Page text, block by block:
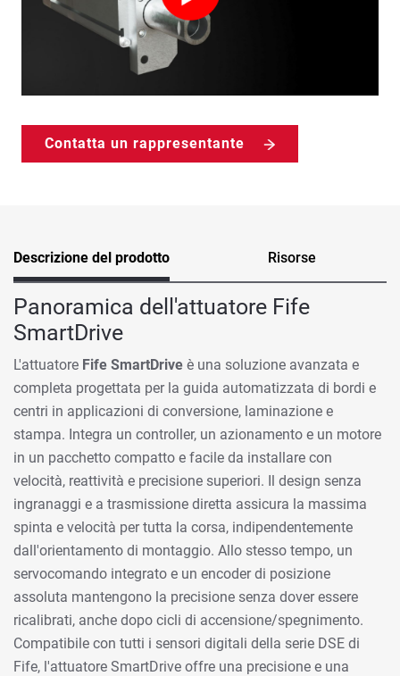
Contatta un rappresentante
Descrizione del prodotto Risorse
Panoramica dell'attuatore Fife
SmartDrive
L'attuatore Fife SmartDrive è una soluzione avanzata e
completa progettata per la guida automatizzata di bordi e
centri in applicazioni di conversione, laminazione e
stampa. Integra un controller, un azionamento e un motore
in un pacchetto compatto e facile da installare con
velocità, reattività e precisione superiori. Il design senza
ingranaggi e a trasmissione diretta assicura la massima
spinta e velocità per tutta la corsa, indipendentemente
dall'orientamento di montaggio. Allo stesso tempo, un
servocomando integrato e un encoder di posizione
assoluta mantengono la precisione senza dover essere
ricalibrati, anche dopo cicli di accensione/spegnimento.
Compatibile con tutti i sensori digitali della serie DSE di
Fife, l'attuatore SmartDrive offre una precisione e una